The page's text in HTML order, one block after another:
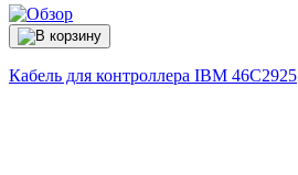
Кабель для контроллера IBM 46C2925